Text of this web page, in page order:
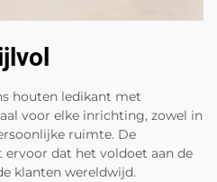
houten ledikant met
voor elke inrichting, zowel in
ruimte. De
ervoor dat het voldoet aan de
klanten wereldwijd.